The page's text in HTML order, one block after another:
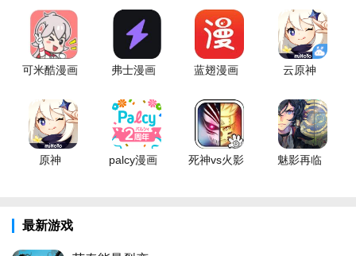
可米酷漫画 弗士漫画 蓝翅漫画 云原神
原神 palcy漫画 死神vs火影 魅影再临
最新游戏